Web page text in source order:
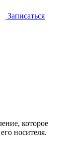
Записаться
которое
носителя.